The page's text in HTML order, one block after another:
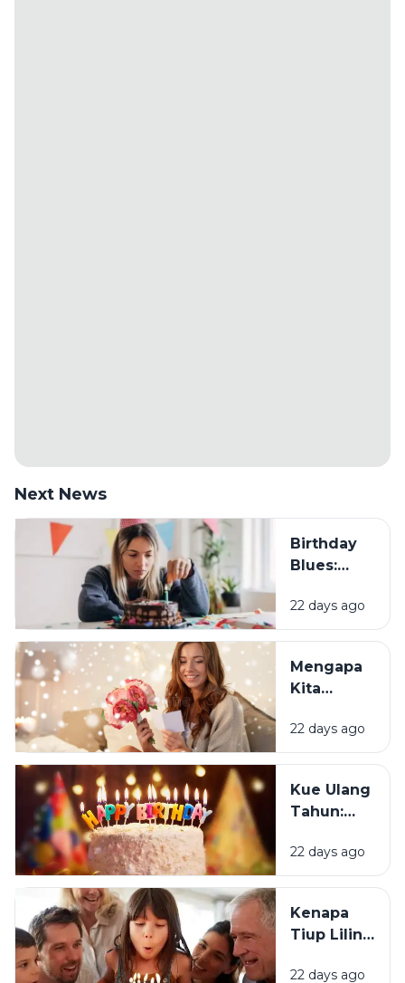
Next News
Birthday
Blues:
Sebagian
Orang
Merasa
Sedih Saat
Tahun?
22 days ago
Mengapa
Kita
Mendapat
Ucapan
Tahun?
22 days ago
Kue Ulang
Tahun:
Tradisi Ini
Berawal?
22 days ago
Kenapa
Tiup Lilin
Tradisi
22 days ago